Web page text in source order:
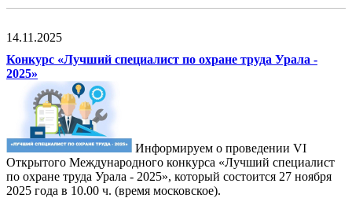
14.11.2025
Конкурс «Лучший специалист по охране труда Урала -
2025»
Информируем о проведении VI
Открытого Международного конкурса «Лучший специалист
по охране труда Урала - 2025», который состоится 27 ноября
2025 года в 10.00 ч. (время московское).